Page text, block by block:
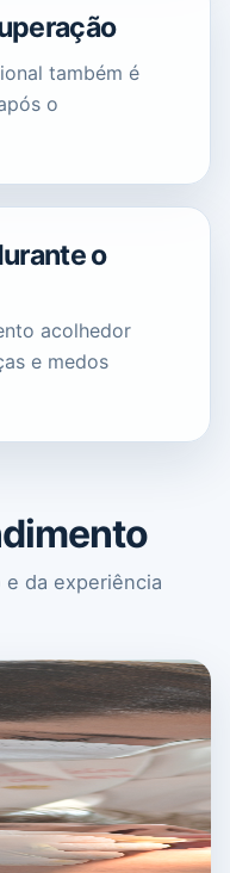
também é
o
o
acolhedor
e medos
da experiência